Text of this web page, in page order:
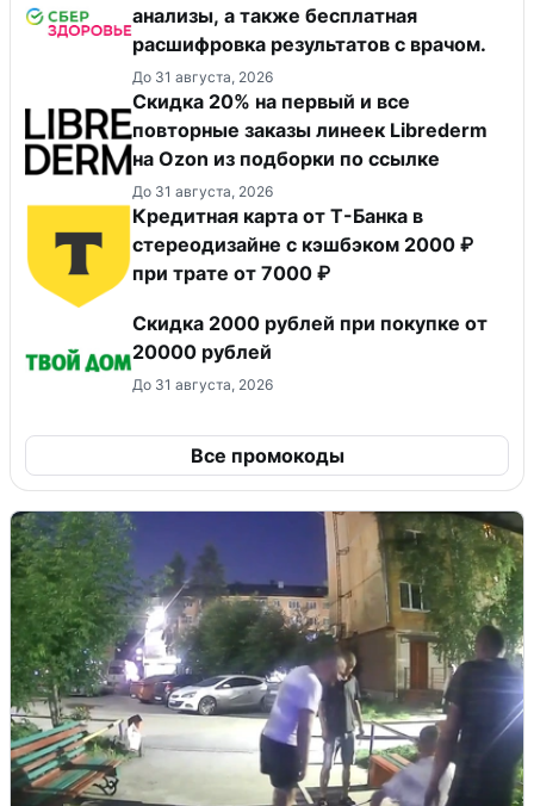
анализы, а также бесплатная
расшифровка результатов с врачом.
До 31 августа, 2026
Скидка 20% на первый и все
повторные заказы линеек Librederm
на Ozon из подборки по ссылке
До 31 августа, 2026
Кредитная карта от Т-Банка в
стереодизайне с кэшбэком 2000 ₽
при трате от 7000 ₽
Скидка 2000 рублей при покупке от
20000 рублей
До 31 августа, 2026
Все промокоды